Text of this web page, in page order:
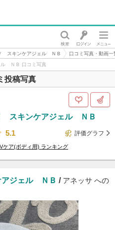
スキンケアジェル ＮＢ
口コミ写真・動画一
ＮＢ 口コミ写真
投稿写真
スキンケアジェル ＮＢ
5.1
評価グラフ
ケア(ボディ用) ランキング
ジェル ＮＢ / アネッサ への